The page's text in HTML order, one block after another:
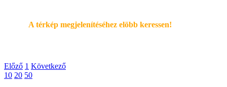
A térkép megjelenítéséhez elöbb keressen!
Előző 1 Következő
10 20 50